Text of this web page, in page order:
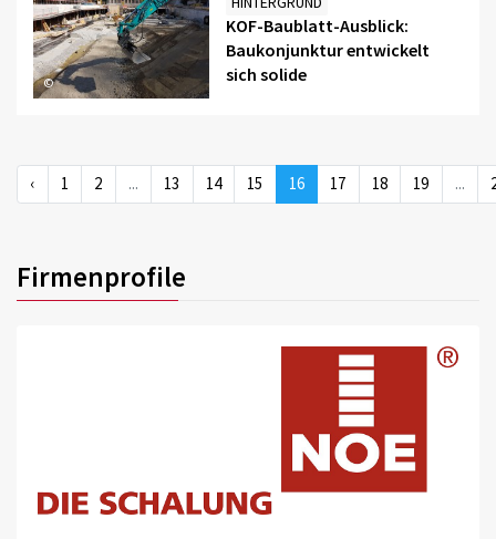
©
KOF-Baublatt-Ausblick:
Baukonjunktur entwickelt
sich solide
‹ 1 2 ... 13 14 15 16 17 18 19 ...
Firmenprofile